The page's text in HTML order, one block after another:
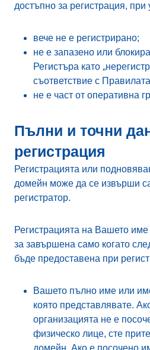
достъпно за регистрация, при
вече не е регистриранo;
не е запазено или
Регистъра като
съответствие с
не е част от оперативна
Пълни и точни
регистрация
Регистрацията или
домейн може да се извърши
регистратор.
Регистрацията на Вашето
за завършена само когато
бъде предоставена при
Вашето пълно име или
която представлявате.
организацията не е
физическо лице, сте
домейн. Ако е посочено